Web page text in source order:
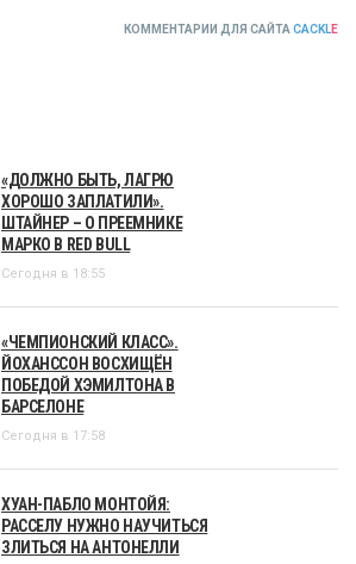
КОММЕНТАРИИ ДЛЯ САЙТА CACKLE
«ДОЛЖНО БЫТЬ, ЛАГРЮ
ХОРОШО ЗАПЛАТИЛИ».
ШТАЙНЕР – О ПРЕЕМНИКЕ
МАРКО В RED BULL
Сегодня в 18:55
«ЧЕМПИОНСКИЙ КЛАСС».
ЙОХАНССОН ВОСХИЩЁН
ПОБЕДОЙ ХЭМИЛТОНА В
БАРСЕЛОНЕ
Сегодня в 17:58
ХУАН-ПАБЛО МОНТОЙЯ:
РАССЕЛУ НУЖНО НАУЧИТЬСЯ
ЗЛИТЬСЯ НА АНТОНЕЛЛИ